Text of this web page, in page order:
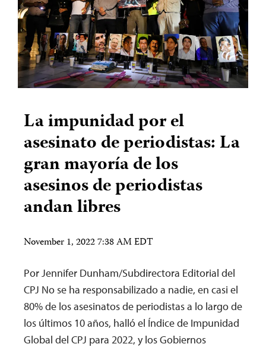
La impunidad por el
asesinato de periodistas: La
gran mayoría de los
asesinos de periodistas
andan libres
November 1, 2022 7:38 AM EDT
Por Jennifer Dunham/Subdirectora Editorial del
CPJ No se ha responsabilizado a nadie, en casi el
80% de los asesinatos de periodistas a lo largo de
los últimos 10 años, halló el Índice de Impunidad
Global del CPJ para 2022, y los Gobiernos